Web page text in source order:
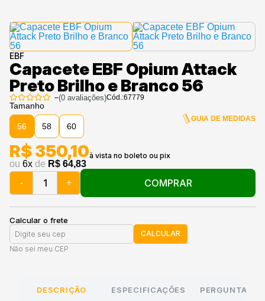
EBF
Capacete EBF Opium Attack
Preto Brilho e Branco 56
–(0avaliações)Cód.:67779
Tamanho
56 58 60
GUIA DE MEDIDAS
ou 6x de R$ 64,83
R$ 350,10
- + COMPRAR
Calcular o frete
CALCULAR
Não sei meu CEP
DESCRIÇÃO ESPECIFICAÇÕES PERGUNTAS E